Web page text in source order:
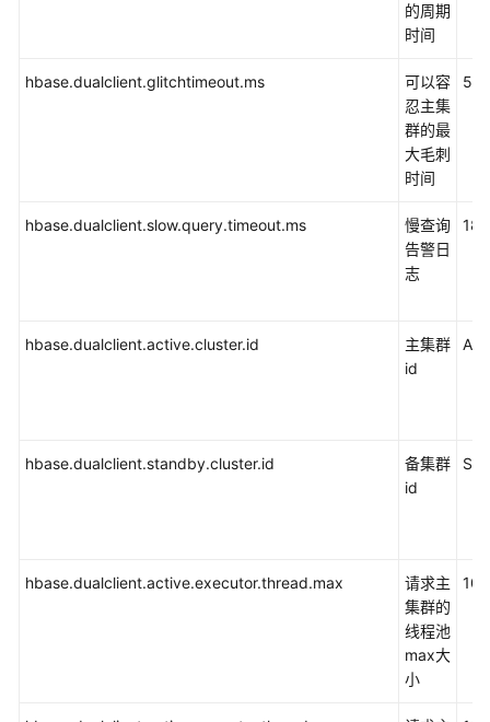
（普
Flink
（安
（普
的周期
时间
hbase.dualclient.glitchtimeout.ms
可以容
忍主集
群的最
大毛刺
时间
50
hbase.dualclient.slow.query.timeout.ms
慢查询
告警日
志
hbase.dualclient.active.cluster.id
主集群
id
hbase.dualclient.standby.cluster.id
备集群
id
hbase.dualclient.active.executor.thread.max
请求主
集群的
线程池
max大
小
100